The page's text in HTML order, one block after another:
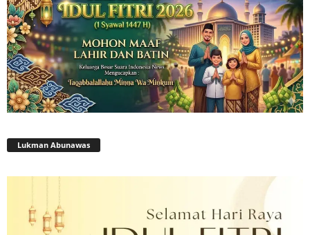
Lukman Abunawas